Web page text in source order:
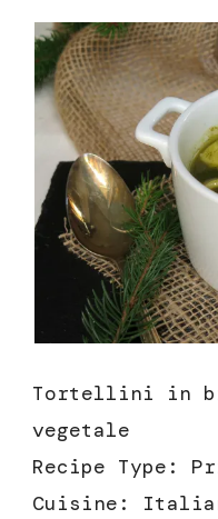
Tortellini in
vegetale
Recipe Type :
Cuisine: